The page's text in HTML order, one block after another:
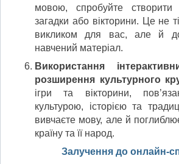
мовою, спробуйте створити
загадки або вікторини. Це не
викликом для вас, але й
навчений матеріал.
Використання
розширення культурного
ігри та вікторини,
культурою, історією та
вивчаєте мову, але й
країну та її народ.
Залучення до онлайн-